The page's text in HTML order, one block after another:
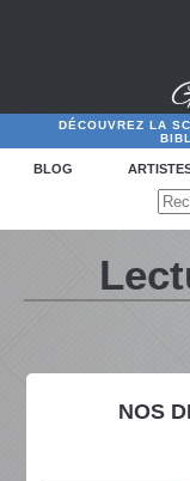
DÉCOUVREZ LA
BLOG
NOS